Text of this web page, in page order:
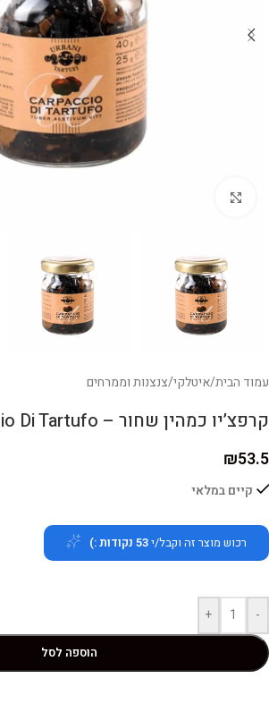
עמוד הבית/איטלקי/צנצנות וממרחים
קרפצ’יו כמהין שחור – Carpatccio Di Tartufo
₪53.5
קיים במלאי
רכוש מוצר זה וקבל/י53 נקודות :)
-
+
הוספה לסל